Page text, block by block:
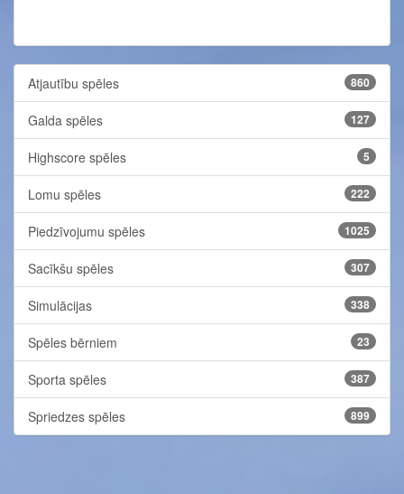
Atjautību spēles 860
Galda spēles 127
Highscore spēles 5
Lomu spēles 222
Piedzīvojumu spēles 1025
Sacīkšu spēles 307
Simulācijas 338
Spēles bērniem 23
Sporta spēles 387
Spriedzes spēles 899